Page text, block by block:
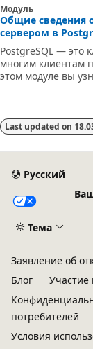
Модуль
Общие сведения
сервером в
PostgreSQL — это
многим клиентам
этом модуле вы
некоторыми
Last updated on
Русский
Тема
Заявление об
Блог
Участие
потребителей
Условия